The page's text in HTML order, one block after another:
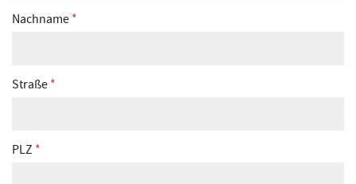
Nachname *
Straße *
PLZ *